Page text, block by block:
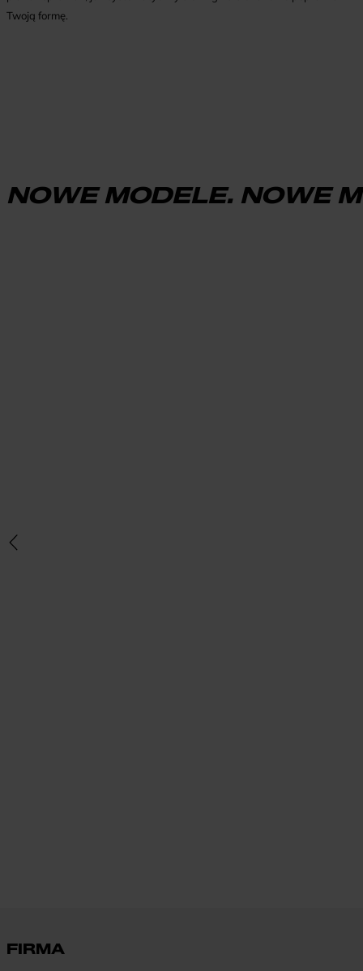
Twoją formę.
NOWE MODELE. NOWE
FIRMA